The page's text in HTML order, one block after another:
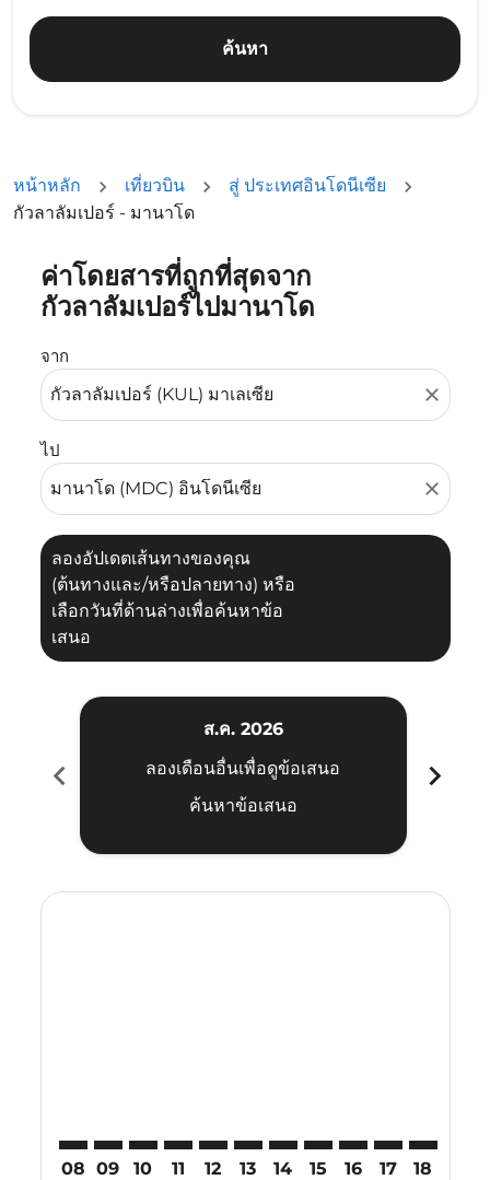
ค้นหา
หน้าหลัก เที่ยวบิน
สู่ ประเทศอินโดนีเซีย
กัวลาลัมเปอร์ - มานาโด
ค่าโดยสารที่ถูกที่สุดจาก
กัวลาลัมเปอร์ไปมานาโด
จาก
close
ไป
close
ลองอัปเดตเส้นทางของคุณ
(ต้นทางและ/หรือปลายทาง) หรือ
เลือกวันที่ด้านล่างเพื่อค้นหาข้อ
เสนอ
ลองอัปเดตเส้นทางของคุณ (ต้นทางและ/หรือปลายทาง) หรื
chevron_left
ส.ค. 2026
ลองเดือนอื่นเพื่อดูข้อเสนอ
ค้นหาข้อเสนอ
chevron_right
08 09 10 11 12 13 14 15 16 17 18